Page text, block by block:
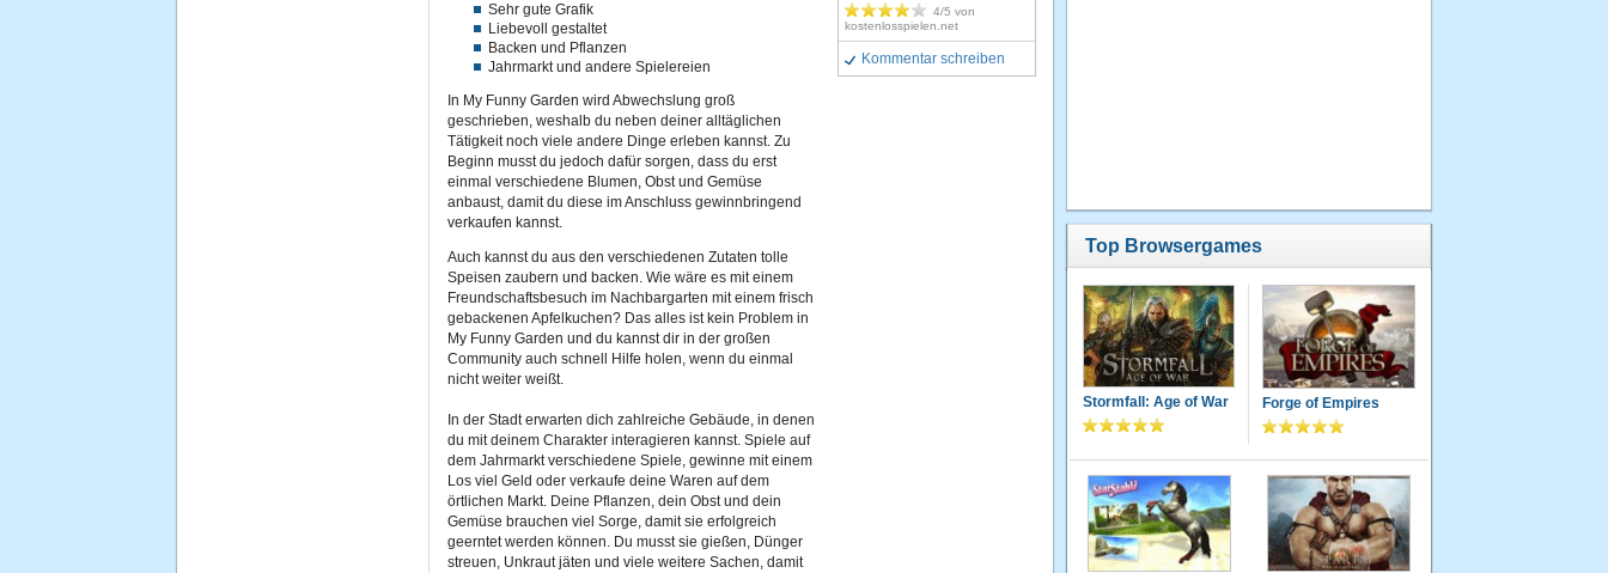
Sehr gute Grafik
Liebevoll gestaltet
Backen und Pflanzen
Jahrmarkt und andere Spielereien
In My Funny Garden wird Abwechslung groß
geschrieben, weshalb du neben deiner alltäglichen
Tätigkeit noch viele andere Dinge erleben kannst. Zu
Beginn musst du jedoch dafür sorgen, dass du erst
einmal verschiedene Blumen, Obst und Gemüse
anbaust, damit du diese im Anschluss gewinnbringend
verkaufen kannst.
Auch kannst du aus den verschiedenen Zutaten tolle
Speisen zaubern und backen. Wie wäre es mit einem
Freundschaftsbesuch im Nachbargarten mit einem frisch
gebackenen Apfelkuchen? Das alles ist kein Problem in
My Funny Garden und du kannst dir in der großen
Community auch schnell Hilfe holen, wenn du einmal
nicht weiter weißt.
In der Stadt erwarten dich zahlreiche Gebäude, in denen
du mit deinem Charakter interagieren kannst. Spiele auf
dem Jahrmarkt verschiedene Spiele, gewinne mit einem
Los viel Geld oder verkaufe deine Waren auf dem
örtlichen Markt. Deine Pflanzen, dein Obst und dein
Gemüse brauchen viel Sorge, damit sie erfolgreich
geerntet werden können. Du musst sie gießen, Dünger
streuen, Unkraut jäten und viele weitere Sachen, damit
4/5 von
kostenlosspielen.net
Kommentar schreiben
Top Browsergames
Stormfall: Age of War Forge of Empires